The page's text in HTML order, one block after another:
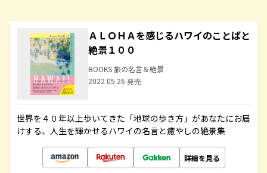
ＡＬＯＨＡを感じるハワイのことばと
絶景１００
BOOKS 旅の名言＆絶景
2022.05.26 発売
世界を４０年以上歩いてきた「地球の歩き方」があなたにお届
けする、人生を輝かせるハワイの名言と癒やしの絶景集
詳細を見る